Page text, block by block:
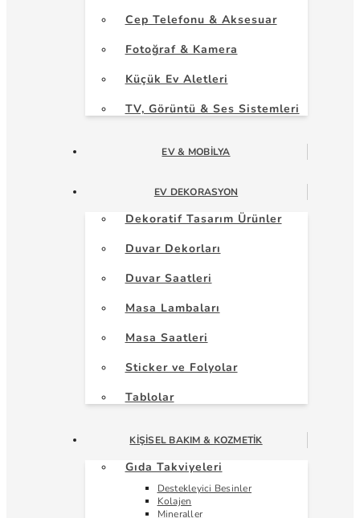
Cep Telefonu & Aksesuar
Fotoğraf & Kamera
Küçük Ev Aletleri
TV, Görüntü & Ses Sistemleri
EV & MOBILYA
EV DEKORASYON
Dekoratif Tasarım Ürünler
Duvar Dekorları
Duvar Saatleri
Masa Lambaları
Masa Saatleri
Sticker ve Folyolar
Tablolar
KIŞISEL BAKIM & KOZMETIK
Gıda Takviyeleri
Destekleyici Besinler
Kolajen
Mineraller